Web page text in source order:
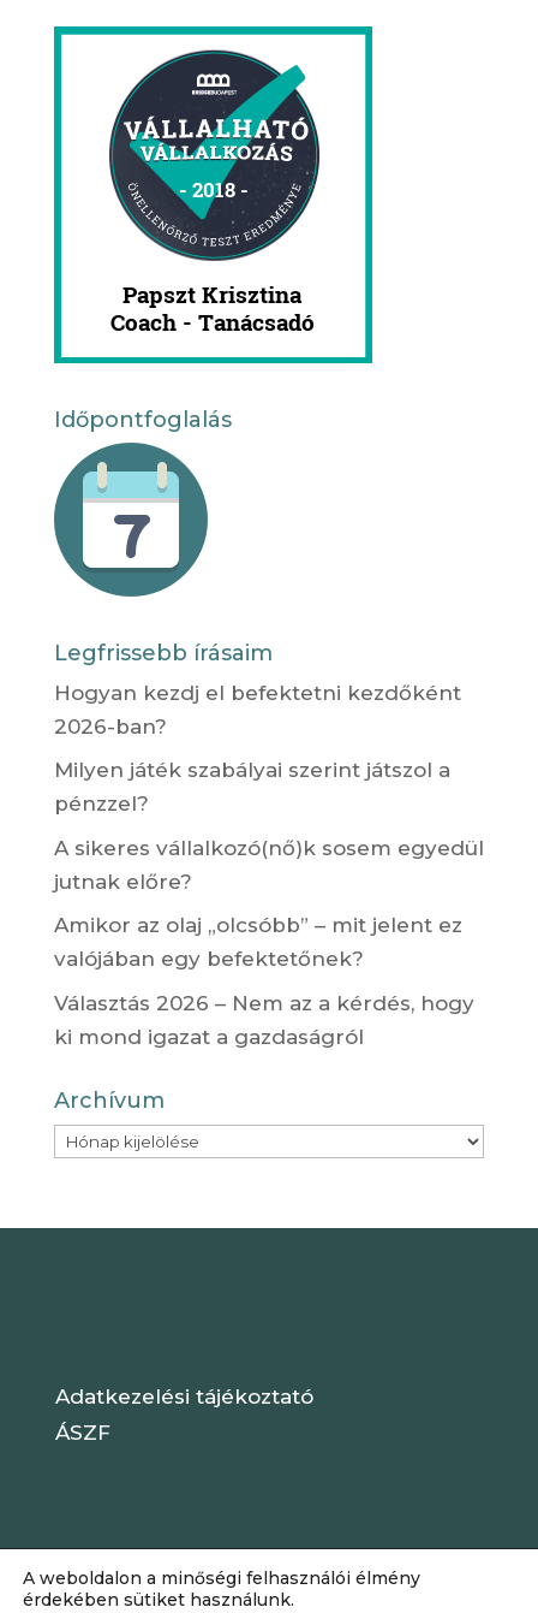
Időpontfoglalás
Legfrissebb írásaim
Hogyan kezdj el befektetni kezdőként
2026-ban?
Milyen játék szabályai szerint játszol a
pénzzel?
A sikeres vállalkozó(nő)k sosem egyedül
jutnak előre?
Amikor az olaj „olcsóbb” – mit jelent ez
valójában egy befektetőnek?
Választás 2026 – Nem az a kérdés, hogy
ki mond igazat a gazdaságról
Archívum
Archívum
Adatkezelési tájékoztató
ÁSZF
A weboldalon a minőségi felhasználói élmény
érdekében sütiket használunk.